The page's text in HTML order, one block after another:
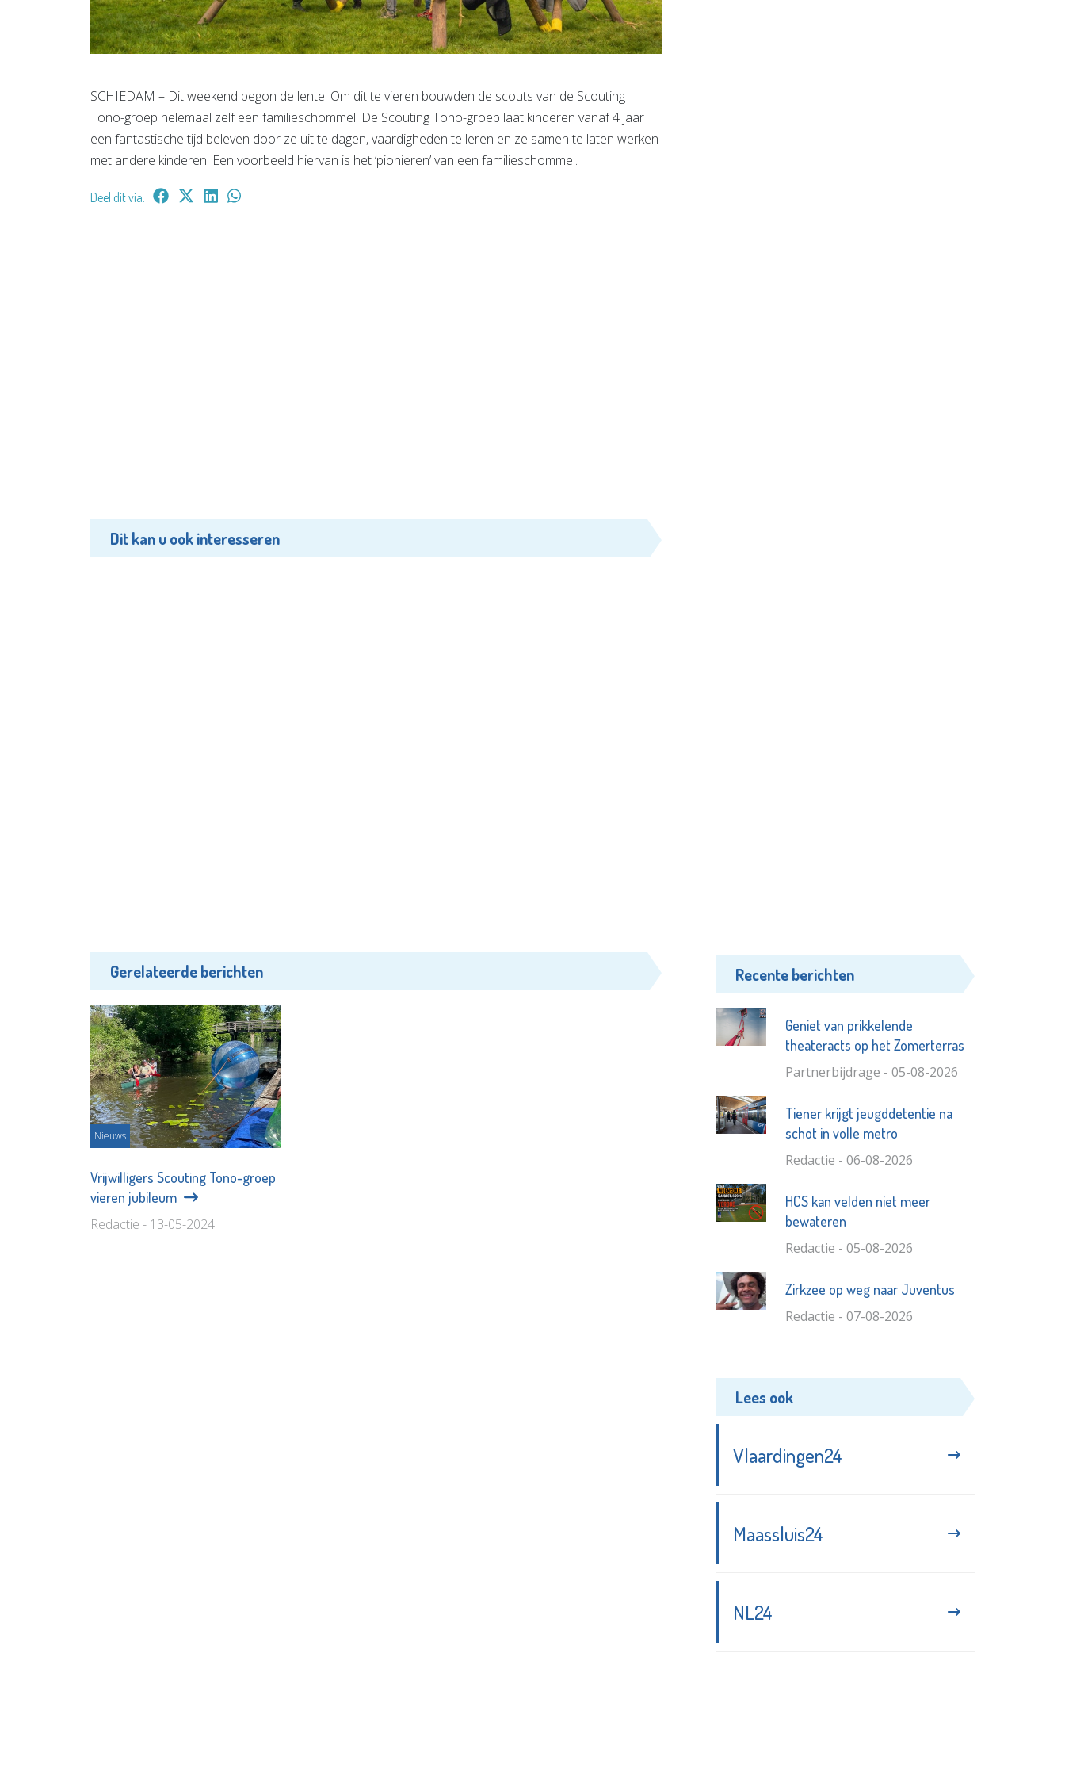
SCHIEDAM – Dit weekend begon de lente. Om dit te vieren bouwden de scouts van de Scouting
Tono-groep helemaal zelf een familieschommel. De Scouting Tono-groep laat kinderen vanaf 4 jaar
een fantastische tijd beleven door ze uit te dagen, vaardigheden te leren en ze samen te laten werken
met andere kinderen. Een voorbeeld hiervan is het ‘pionieren’ van een familieschommel.
Deel dit via:
Dit kan u ook interesseren
Gerelateerde berichten
Nieuws
Vrijwilligers Scouting Tono-groep
vieren jubileum
Redactie - 13-05-2024
Recente berichten
Geniet van prikkelende
theateracts op het Zomerterras
Partnerbijdrage - 05-08-2026
Tiener krijgt jeugddetentie na
schot in volle metro
Redactie - 06-08-2026
HCS kan velden niet meer
bewateren
Redactie - 05-08-2026
Zirkzee op weg naar Juventus
Redactie - 07-08-2026
Lees ook
Vlaardingen24
Maassluis24
NL24